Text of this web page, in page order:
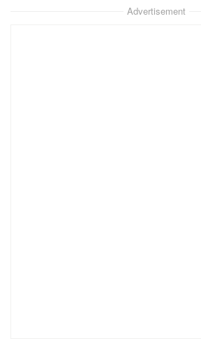
Advertisement